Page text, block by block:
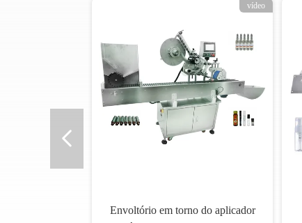
vídeo
Envoltório em torno do aplicador